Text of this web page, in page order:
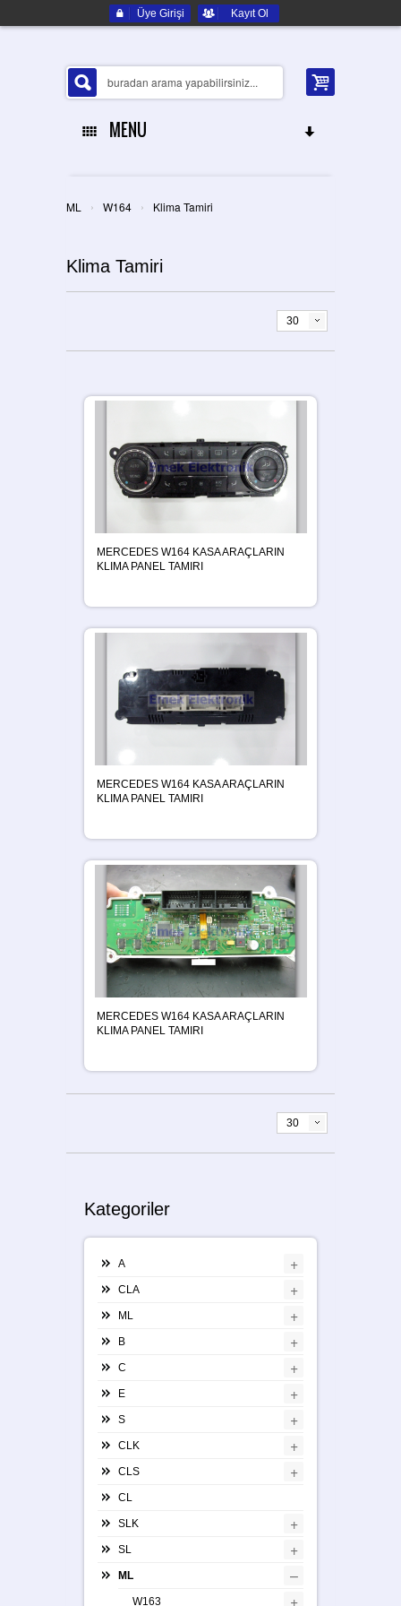
Üye Girişi Kayıt Ol
MENU
ELEKTRONIK YEDEK PARÇA
ML › W164 › Klima Tamiri
Klima Tamiri
30
MERCEDES W164 KASA ARAÇLARIN
KLIMA PANEL TAMIRI
MERCEDES W164 KASA ARAÇLARIN
KLIMA PANEL TAMIRI
MERCEDES W164 KASA ARAÇLARIN
KLIMA PANEL TAMIRI
30
Kategoriler
A +
CLA +
ML +
B +
C +
E +
S +
CLK +
CLS +
CL
SLK +
SL +
ML –
W163 +